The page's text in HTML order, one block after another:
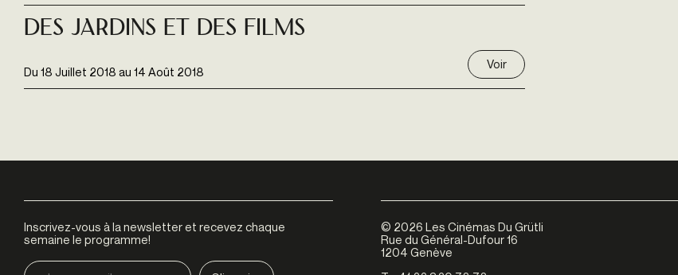
Du 18 Juillet 2018 au 14 Août 2018
Des jardins et des films
Voir
Inscrivez-vous à la newsletter et recevez chaque
semaine le programme!
© 2026 Les Cinémas Du Grütli
Rue du Général-Dufour 16
1204 Genève